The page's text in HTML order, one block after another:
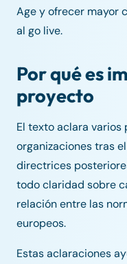
Age y ofrecer mayor
al go live.
Por qué es
proyecto
El texto aclara varios
organizaciones tras
directrices
todo claridad sobre
relación entre las
europeos.
Estas aclaraciones